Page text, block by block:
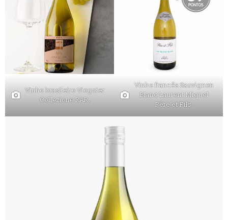
Vinho brasileiro Viognier
Collezione RAR.
Vinho francês Sauvignon
Blanc Laurent Miquel
Père et Fils.